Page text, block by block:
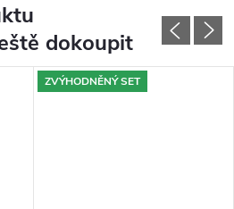
dokoupit
ZVÝHODNĚNÝ SET